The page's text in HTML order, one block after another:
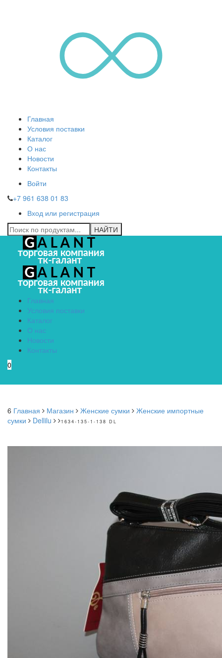
Главная
Условия поставки
Каталог
О нас
Новости
Контакты
Войти
+7 961 638 01 83
Вход или регистрация
Главная
Условия поставки
Каталог
О нас
Новости
Контакты
0
6 Главная Магазин Женские сумки
Женские импортные
сумки
Dellilu 1634-135-1-138 DL